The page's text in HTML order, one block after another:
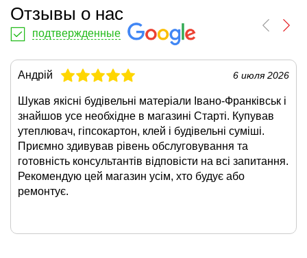
Отзывы о нас
подтвержденные
Андрій 6 июля 2026
Шукав якісні будівельні матеріали Івано-Франківськ і
знайшов усе необхідне в магазині Старті. Купував
утеплювач, гіпсокартон, клей і будівельні суміші.
Приємно здивував рівень обслуговування та
готовність консультантів відповісти на всі запитання.
Рекомендую цей магазин усім, хто будує або
ремонтує.